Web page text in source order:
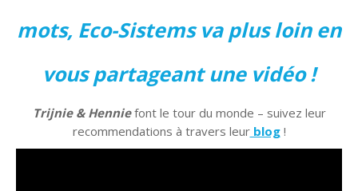
mots, Eco-Sistems va plus loin en
vous partageant une vidéo !
Trijnie & Hennie font le tour du monde – suivez leur
recommendations à travers leurblog !